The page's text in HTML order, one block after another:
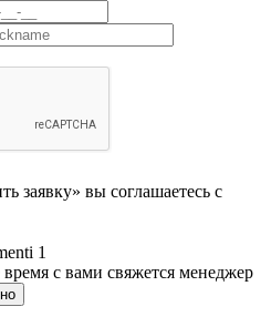
заявку» вы соглашаетесь с
с вами свяжется менеджер